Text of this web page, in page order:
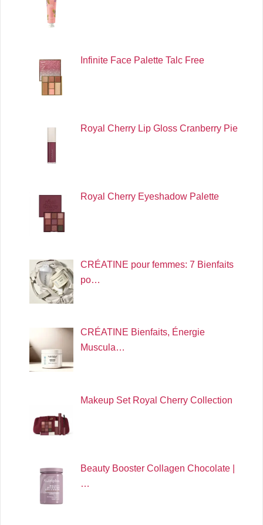
Infinite Face Palette Talc Free
Royal Cherry Lip Gloss Cranberry Pie
Royal Cherry Eyeshadow Palette
CRÉATINE pour femmes: 7 Bienfaits
po…
CRÉATINE Bienfaits, Énergie
Muscula…
Makeup Set Royal Cherry Collection
Beauty Booster Collagen Chocolate |
…